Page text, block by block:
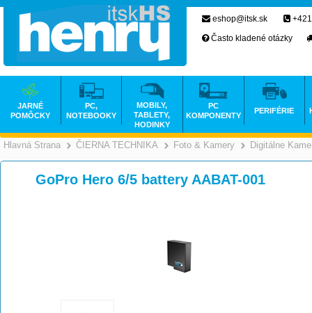
Hlavná Strana >
ČIERNA TECHNIKA >
Foto & Kamery Digitálne
GoPro Hero 6/5 battery AABAT-001
eshop@itsk.sk
Často kladené otázky
JARNÉ
POMÔCKY
PC,
NOTEBOOKY
MOBILY,
TABLETY,
HODINKY
PC
KOMPONENTY
PERIFÉRIE